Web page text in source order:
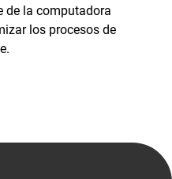
de la computadora
los procesos de